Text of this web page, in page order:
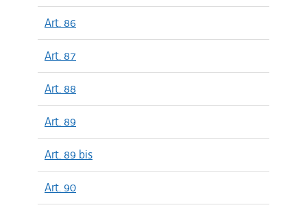
Art. 86
Art. 87
Art. 88
Art. 89
Art. 89 bis
Art. 90